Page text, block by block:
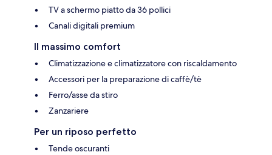
TV a schermo piatto da 36 pollici
Canali digitali premium
Il massimo comfort
Climatizzazione e climatizzatore con riscaldamento
Accessori per la preparazione di caffè/tè
Ferro/asse da stiro
Zanzariere
Per un riposo perfetto
Tende oscuranti